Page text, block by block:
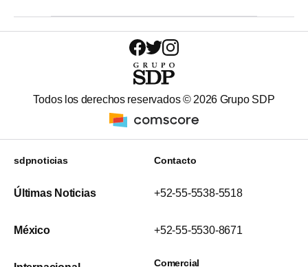
Todos los derechos reservados © 2026 Grupo SDP
sdpnoticias
Últimas Noticias
México
Contacto
+52-55-5538-5518
+52-55-5530-8671
Comercial